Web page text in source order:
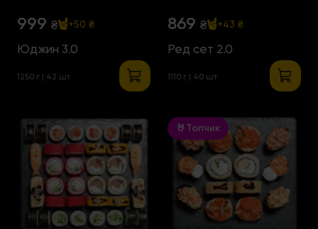
999 ₴ +50 ₴
Юджин 3.0
1250 г | 42 шт
869 ₴ +43 ₴
Ред сет 2.0
1110 г | 40 шт
🤘Топчик